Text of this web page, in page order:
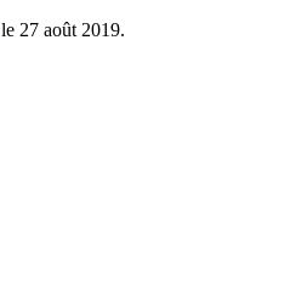
le 27 août 2019.